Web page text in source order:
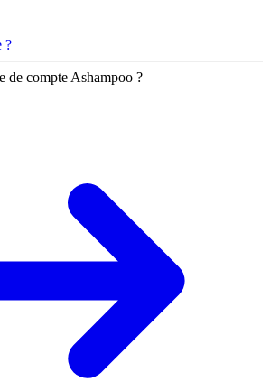
?
de compte Ashampoo ?